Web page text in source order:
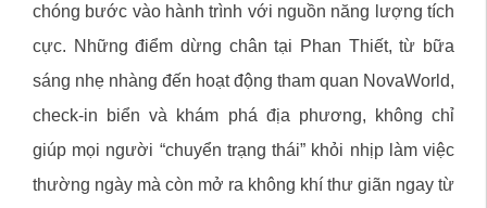
chóng bước vào hành trình với nguồn năng lượng tích
cực. Những điểm dừng chân tại Phan Thiết, từ bữa
sáng nhẹ nhàng đến hoạt động tham quan NovaWorld,
check-in biển và khám phá địa phương, không chỉ
giúp mọi người “chuyển trạng thái” khỏi nhịp làm việc
thường ngày mà còn mở ra không khí thư giãn ngay từ